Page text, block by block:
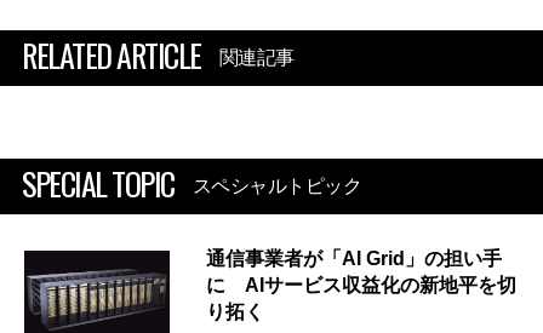
RELATED ARTICLE 関連記事
SPECIAL TOPIC スペシャルトピック
通信事業者が「AI Grid」の担い手
に AIサービス収益化の新地平を切
り拓く